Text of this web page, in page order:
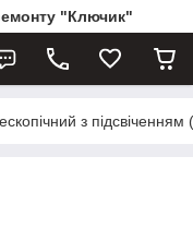
"Ключик"
з